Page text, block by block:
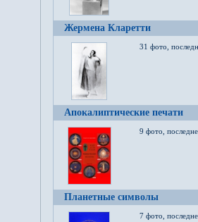
Жермена Кларетти
31 фото,
Апокалиптические печати
9 фото,
Планетные символы
7 фото,